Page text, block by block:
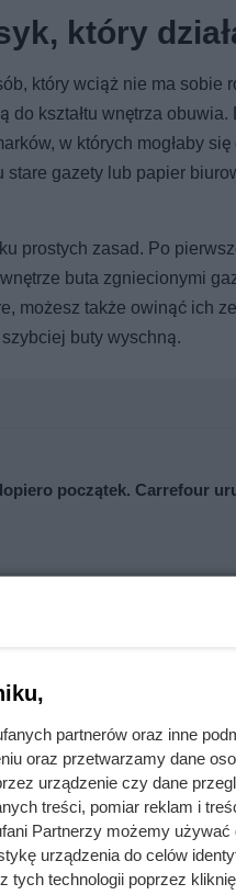
który
który wciąż nie ma sobie
kształtu wnętrza
w których mogłaby
gazety lub papier
prostych zasad. Po
buta zgniecionymi
możesz także owinąć ich
buty wyschną.
początek. Carrefour
a jego zwalczanie jest
zależności od stopnia
papierem – taki
sprawdzi się
pochłaniacz wilgoci,
partnerów oraz inne
oraz przetwarzamy dane
urządzenie czy dane
treści, pomiar reklam i
Partnerzy możemy
urządzenia do celów
tych technologii poprzez